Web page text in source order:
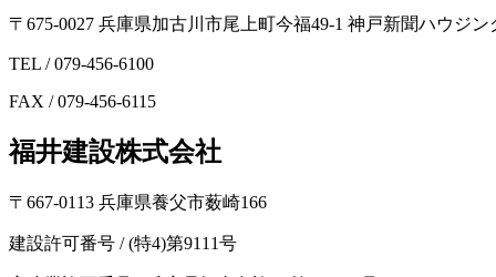
〒675-0027 兵庫県加古川市尾上町今福49-1 神戸新聞ハウジ
TEL / 079-456-6100
FAX / 079-456-6115
福井建設株式会社
〒667-0113 兵庫県養父市薮崎166
建設許可番号 / (特4)第9111号